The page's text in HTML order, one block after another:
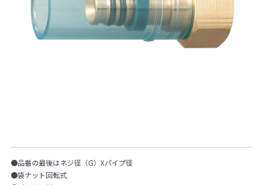
●品番の最後はネジ径（G）Xパイプ径
●袋ナット回転式